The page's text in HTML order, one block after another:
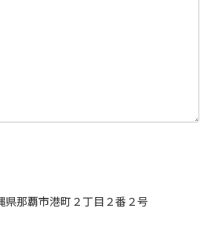
県那覇市港町２丁目２番２号